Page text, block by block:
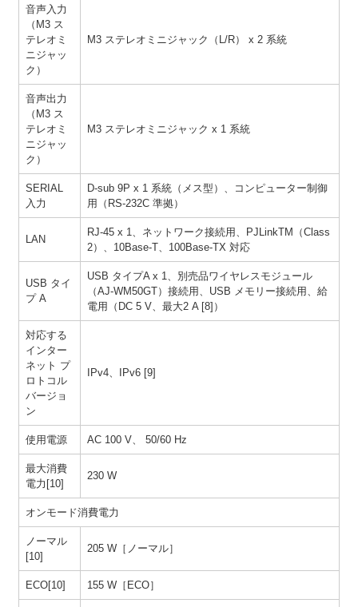
音声入力
（M3 ス
テレオミ
ニジャッ
ク）
M3 ステレオミニジャック（L/R） x 2 系統
音声出力
（M3 ス
テレオミ
ニジャッ
ク）
M3 ステレオミニジャック x 1 系統
SERIAL
入力
D-sub 9P x 1 系統（メス型）、コンピューター制御
用（RS-232C 準拠）
LAN
RJ-45 x 1、ネットワーク接続用、PJLinkTM（Class
2）、10Base-T、100Base-TX 対応
USB タイ
プ A
USB タイプA x 1、別売品ワイヤレスモジュール
（AJ-WM50GT）接続用、USB メモリー接続用、給
電用（DC 5 V、最大2 A [8]）
対応する
インター
ネット プ
ロトコル
バージョ
ン
IPv4、IPv6 [9]
使用電源 AC 100 V、 50/60 Hz
最大消費
電力[10]
230 W
オンモード消費電力
ノーマル
[10]
205 W［ノーマル］
ECO[10] 155 W［ECO］